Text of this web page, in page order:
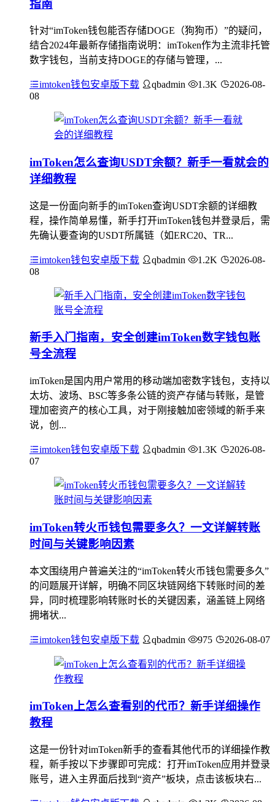
指南
针对“imToken钱包能否存储DOGE（狗狗币）”的疑问，
结合2024年最新存储指南说明：imToken作为主流非托管
数字钱包，当前支持DOGE的存储与管理，...
imtoken钱包安卓版下载 qbadmin 1.3K
2026-08-
08
imToken怎么查询USDT余额？新手一看就会的
详细教程
这是一份面向新手的imToken查询USDT余额的详细教
程，操作简单易懂，新手打开imToken钱包并登录后，需
先确认要查询的USDT所属链（如ERC20、TR...
imtoken钱包安卓版下载 qbadmin 1.2K
2026-08-
08
新手入门指南，安全创建imToken数字钱包账
号全流程
imToken是国内用户常用的移动端加密数字钱包，支持以
太坊、波场、BSC等多条公链的资产存储与转账，是管
理加密资产的核心工具，对于刚接触加密领域的新手来
说，创...
imtoken钱包安卓版下载 qbadmin 1.3K
2026-08-
07
imToken转火币钱包需要多久？一文详解转账
时间与关键影响因素
本文围绕用户普遍关注的“imToken转火币钱包需要多久”
的问题展开详解，明确不同区块链网络下转账时间的差
异，同时梳理影响转账时长的关键因素，涵盖链上网络
拥堵状...
imtoken钱包安卓版下载 qbadmin 975 2026-08-07
imToken上怎么查看别的代币？新手详细操作
教程
这是一份针对imToken新手的查看其他代币的详细操作教
程，新手按以下步骤即可完成：打开imToken应用并登录
账号，进入主界面后找到“资产”板块，点击该板块右...